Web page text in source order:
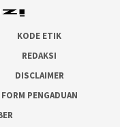
KODE ETIK
REDAKSI
DISCLAIMER
FORM PENGADUAN